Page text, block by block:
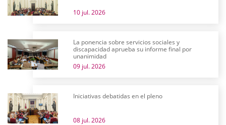
10 jul. 2026
La ponencia sobre servicios sociales y
discapacidad aprueba su informe final por
unanimidad
09 jul. 2026
Iniciativas debatidas en el pleno
08 jul. 2026